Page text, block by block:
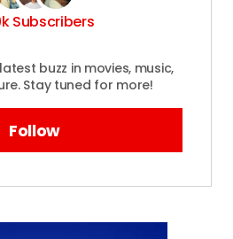
Subscribers
buzz in movies, music,
Stay tuned for more!
Follow